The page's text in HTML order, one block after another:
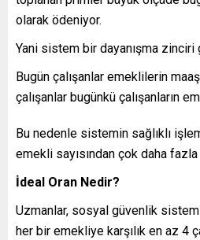
olarak ödeniyor.
Yani sistem bir dayanışma zinciri
Bugün çalışanlar emeklilerin
çalışanlar bugünkü çalışanların
Bu nedenle sistemin sağlıklı
emekli sayısından çok daha
İdeal Oran Nedir?
Uzmanlar, sosyal güvenlik
her bir emekliye karşılık en az 4